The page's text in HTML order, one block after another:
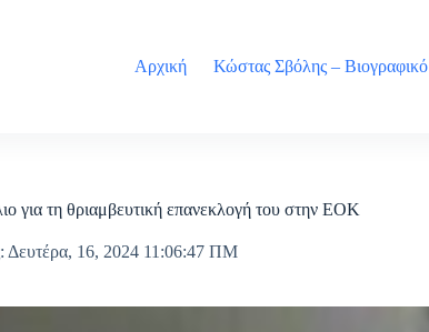
Αρχική
Κώστας Σβόλης – Βιογραφικό
για τη θριαμβευτική επανεκλογή του στην ΕΟΚ
Δευτέρα, 16, 2024 11:06:47 ΠΜ